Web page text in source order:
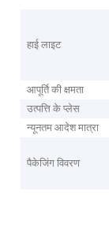
हाई लाइट
आपूर्ति की क्षमता
उत्पत्ति के प्लेस
न्यूनतम आदेश मात्रा
पैकेजिंग विवरण